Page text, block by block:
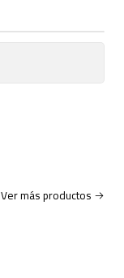
Ver más productos